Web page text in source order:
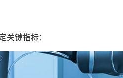
键指标：